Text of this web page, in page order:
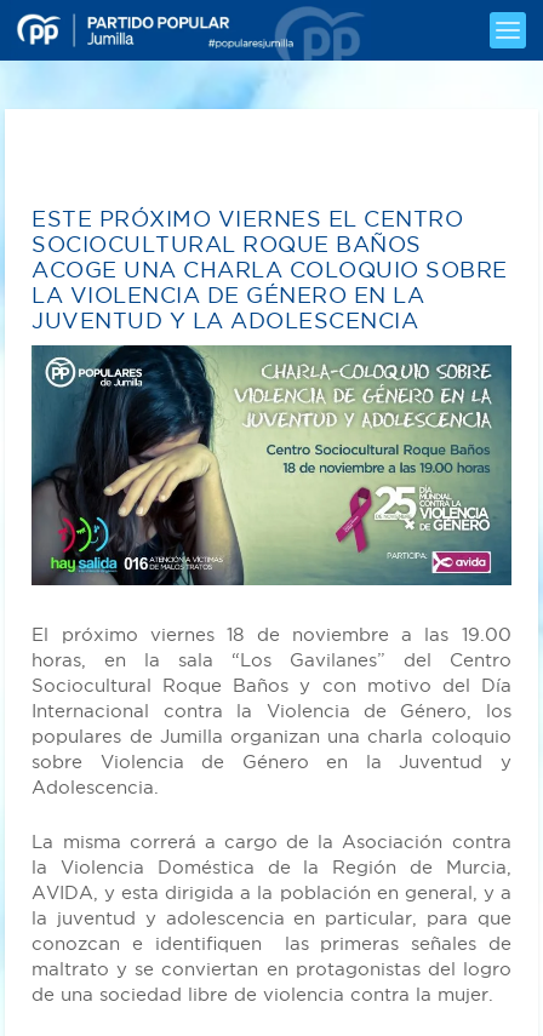
ESTE PRÓXIMO VIERNES EL CENTRO
SOCIOCULTURAL ROQUE BAÑOS
ACOGE UNA CHARLA COLOQUIO SOBRE
LA VIOLENCIA DE GÉNERO EN LA
JUVENTUD Y LA ADOLESCENCIA
El próximo viernes 18 de noviembre a las 19.00
horas, en la sala “Los Gavilanes” del Centro
Sociocultural Roque Baños y con motivo del Día
Internacional contra la Violencia de Género, los
populares de Jumilla organizan una charla coloquio
sobre Violencia de Género en la Juventud y
Adolescencia.
La misma correrá a cargo de la Asociación contra
la Violencia Doméstica de la Región de Murcia,
AVIDA, y esta dirigida a la población en general, y a
la juventud y adolescencia en particular, para que
conozcan e identifiquen las primeras señales de
maltrato y se conviertan en protagonistas del logro
de una sociedad libre de violencia contra la mujer.